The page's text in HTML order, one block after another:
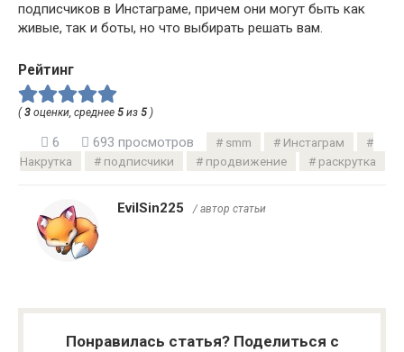
подписчиков в Инстаграме, причем они могут быть как
живые, так и боты, но что выбирать решать вам.
Рейтинг
( 3 оценки, среднее 5 из 5 )
6 693 просмотров smm
Инстаграм
Накрутка
подписчики продвижение раскрутка
EvilSin225 / автор статьи
Понравилась статья? Поделиться с